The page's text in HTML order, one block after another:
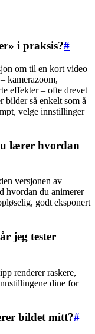
i praksis?#
om til en kort video
kamerazoom,
effekter – ofte drevet
bilder så enkelt som å
velge innstillinger
lærer hvordan
versjonen av
hvordan du animerer
godt eksponert
jeg tester
renderer raskere,
dine for
bildet mitt?#